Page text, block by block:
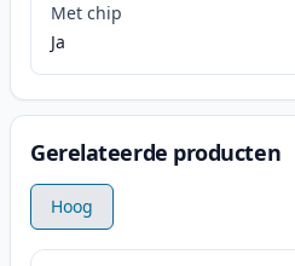
Met chip
Ja
Gerelateerde producten
Hoog